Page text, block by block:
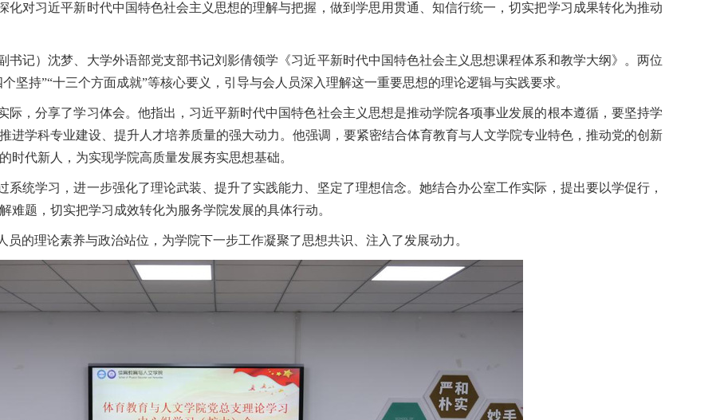
化对习近平新时代中国特色社会主义思想的理解与把握，做到学思用贯通、知信行统一，切实把学习成果转化为推动
书记）沈梦、大学外语部党支部书记刘影倩领学《习近平新时代中国特色社会主义思想课程体系和教学大纲》。两位
个坚持”“十三个方面成就”等核心要义，引导与会人员深入理解这一重要思想的理论逻辑与实践要求。
际，分享了学习体会。他指出，习近平新时代中国特色社会主义思想是推动学院各项事业发展的根本遵循，要坚持学
进学科专业建设、提升人才培养质量的强大动力。他强调，要紧密结合体育教育与人文学院专业特色，推动党的创新
代新人，为实现学院高质量发展夯实思想基础。
统学习，进一步强化了理论武装、提升了实践能力、坚定了理想信念。她结合办公室工作实际，提出要以学促行，
题，切实把学习成效转化为服务学院发展的具体行动。
的理论素养与政治站位，为学院下一步工作凝聚了思想共识、注入了发展动力。